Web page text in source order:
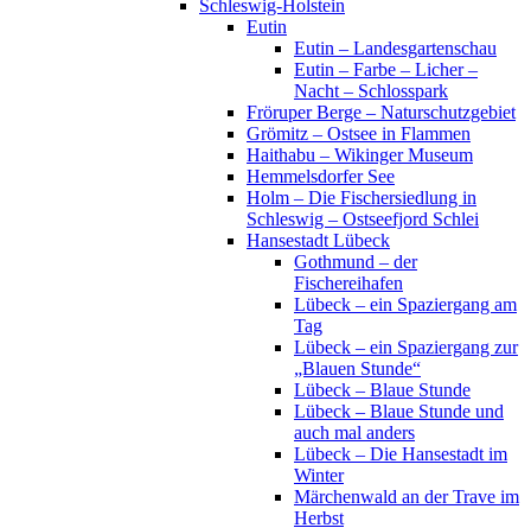
Schleswig-Holstein
Eutin
Eutin – Landesgartenschau
Eutin – Farbe – Licher –
Nacht – Schlosspark
Fröruper Berge – Naturschutzgebiet
Grömitz – Ostsee in Flammen
Haithabu – Wikinger Museum
Hemmelsdorfer See
Holm – Die Fischersiedlung in
Schleswig – Ostseefjord Schlei
Hansestadt Lübeck
Gothmund – der
Fischereihafen
Lübeck – ein Spaziergang am
Tag
Lübeck – ein Spaziergang zur
„Blauen Stunde“
Lübeck – Blaue Stunde
Lübeck – Blaue Stunde und
auch mal anders
Lübeck – Die Hansestadt im
Winter
Märchenwald an der Trave im
Herbst